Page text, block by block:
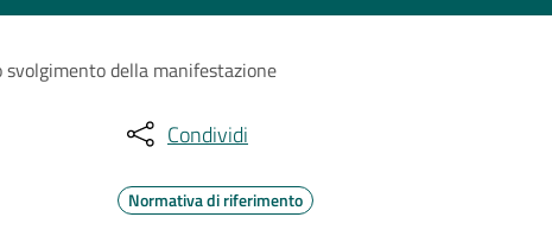
della manifestazione
Condividi
Normativa di riferimento